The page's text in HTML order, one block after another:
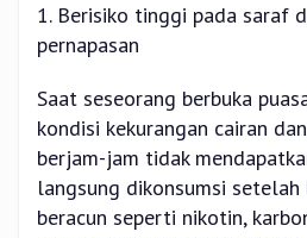
1. Berisiko tinggi pada saraf
pernapasan
Saat seseorang berbuka
kondisi kekurangan cairan
berjam-jam tidak
langsung dikonsumsi setelah
beracun seperti nikotin,